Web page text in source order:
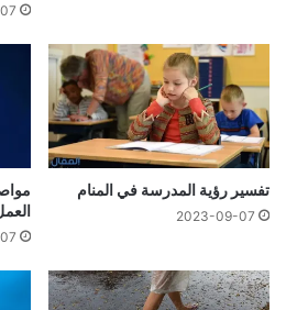
تفسير رؤية المدرسة في المنام
2023-09-07